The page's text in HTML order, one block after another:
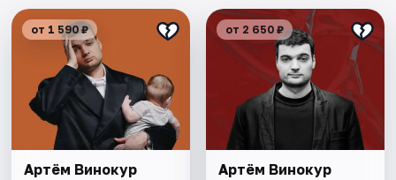
от 1 590 ₽
Артём Винокур
от 2 650 ₽
Артём Винокур